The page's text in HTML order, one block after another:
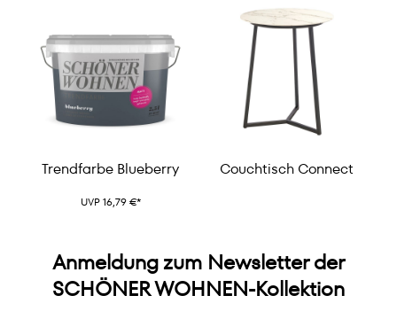
Trendfarbe Blueberry
UVP 16,79 €*
Couchtisch Connect
Anmeldung zum Newsletter der
SCHÖNER WOHNEN-Kollektion